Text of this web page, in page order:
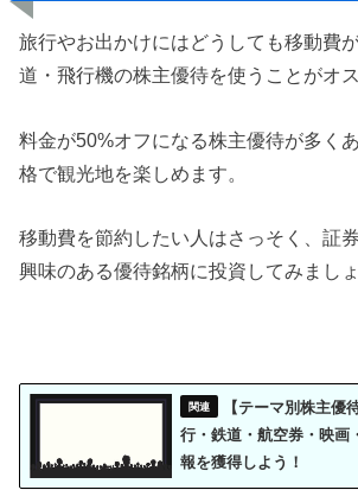
旅行やお出かけにはどうしても移動費
道・飛行機の株主優待を使うことがオス
料金が50%オフになる株主優待が多く
格で観光地を楽しめます。
移動費を節約したい人はさっそく、証
興味のある優待銘柄に投資してみましょ
【テーマ別株主優
行・鉄道・航空券・映画
報を獲得しよう！